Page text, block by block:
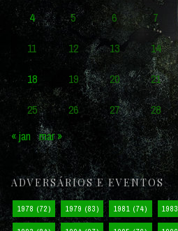
4
5 6 7
11
12 13 14
18
19 20 21
25
26 27
28
« jan mar »
ADVERSÁRIOS E EVENTOS
1978 (72) 1979 (83) 1981 (74) 1983